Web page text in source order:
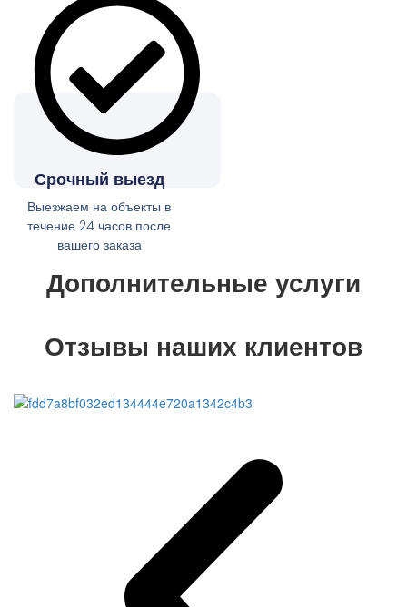
Срочный выезд
Выезжаем на объекты в
течение 24 часов после
вашего заказа
Дополнительные услуги
Отзывы наших клиентов